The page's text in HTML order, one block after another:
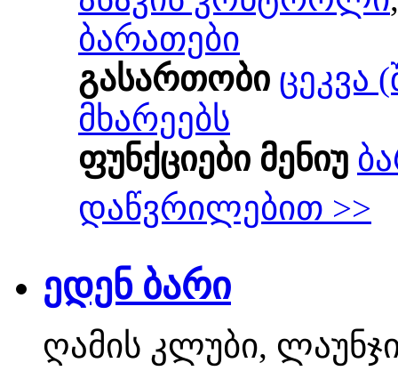
ბარათები
გასართობი ცეკვა
მხარეებს
ფუნქციები მენიუ
დაწვრილებით >>
ედენ ბარი
ღამის კლუბი,